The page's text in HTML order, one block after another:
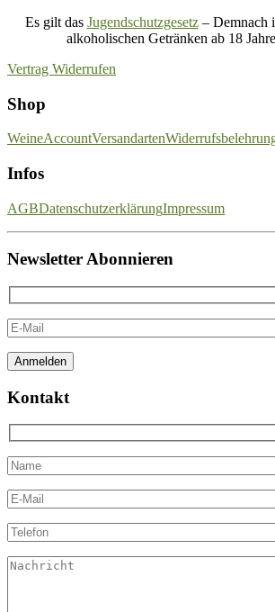
Es gilt das Jugendschutzgesetz– Demnach
alkoholischen Getränken ab 18
Vertrag Widerrufen
Shop
WeineAccountVersandarten
Infos
AGBDatenschutzerklärungImpressum
Newsletter Abonnieren
Kontakt